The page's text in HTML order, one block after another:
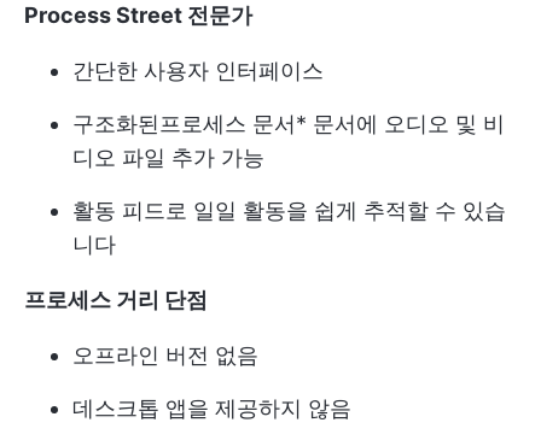
Process Street 전문가
간단한 사용자 인터페이스
구조화된프로세스 문서* 문서에 오디오 및 비
디오 파일 추가 가능
활동 피드로 일일 활동을 쉽게 추적할 수 있습
니다
프로세스 거리 단점
오프라인 버전 없음
데스크톱 앱을 제공하지 않음